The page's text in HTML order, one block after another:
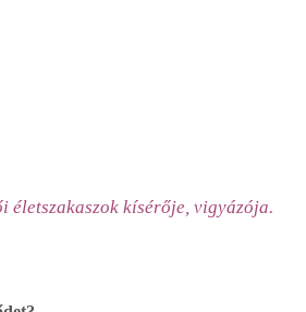
életszakaszok kísérője, vigyázója.